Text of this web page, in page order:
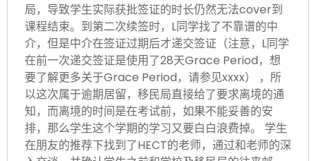
局，导致学生实际获批签证的时长仍然无法cover到
课程结束。到第二次续签时，L同学找了不靠谱的中
介，但是中介在签证过期后才递交签证（注意，L同学
在前一次递交签证是使用了28天Grace Period，想
要了解更多关于Grace Period，请参见xxxx） ，所
以这次属于逾期居留，移民局直接给了要求离境的通
知，而离境的时间是在考试前，如果不能妥善的安
排，那么学生这个学期的学习又要白白浪费掉。 学生
在朋友的推荐下找到了HECT的老师，通过和老师的深